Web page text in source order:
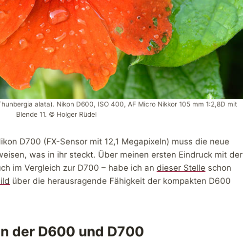
alata). Nikon D600, ISO 400, AF Micro Nikkor 105 mm 1:2,8D mit
Blende 11. © Holger Rüdel
D700 (FX-Sensor mit 12,1 Megapixeln) muss die neue
was in ihr steckt. Über meinen ersten Eindruck mit der
im Vergleich zur D700 – habe ich an dieser Stelle schon
über die herausragende Fähigkeit der kompakten D600
der D600 und D700